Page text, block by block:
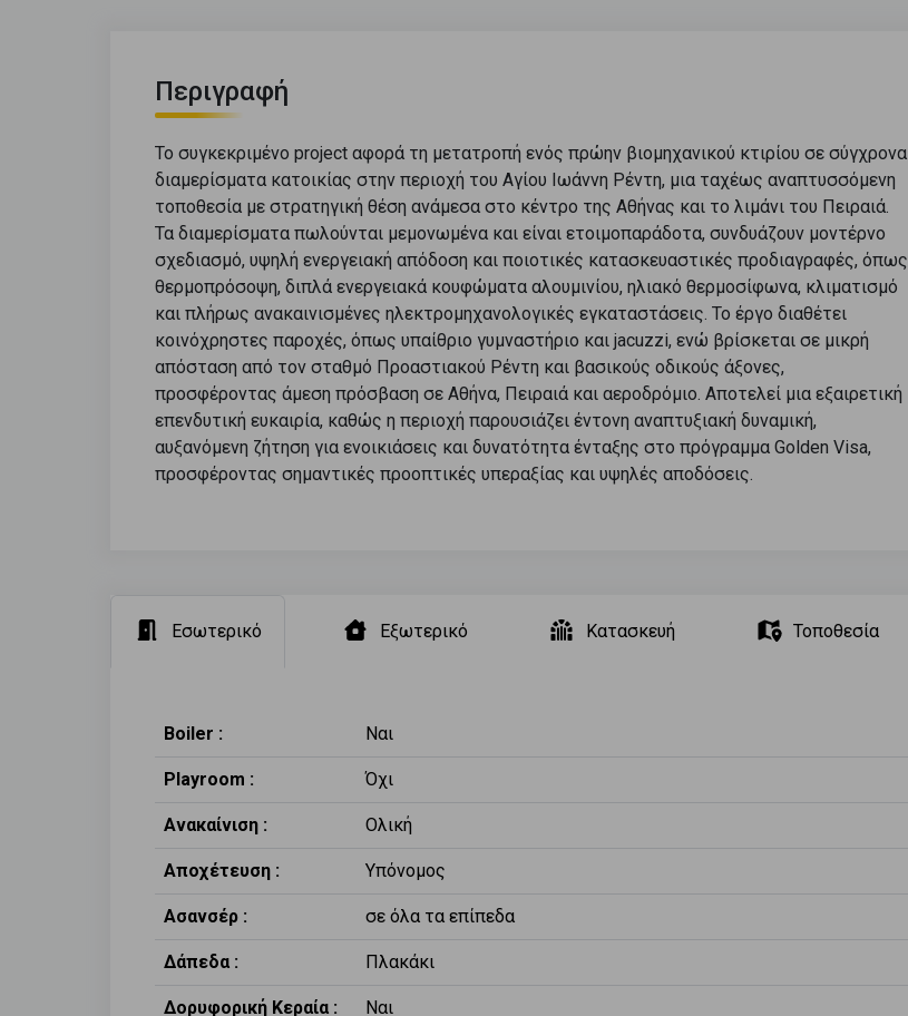
Περιγραφή
Το συγκεκριμένο project αφορά τη μετατροπή ενός πρώην βιομηχανικού κτιρίου σε σύγχρονα
διαμερίσματα κατοικίας στην περιοχή του Αγίου Ιωάννη Ρέντη, μια ταχέως αναπτυσσόμενη
τοποθεσία με στρατηγική θέση ανάμεσα στο κέντρο της Αθήνας και το λιμάνι του Πειραιά.
Τα διαμερίσματα πωλούνται μεμονωμένα και είναι ετοιμοπαράδοτα, συνδυάζουν μοντέρνο
σχεδιασμό, υψηλή ενεργειακή απόδοση και ποιοτικές κατασκευαστικές προδιαγραφές, όπως
θερμοπρόσοψη, διπλά ενεργειακά κουφώματα αλουμινίου, ηλιακό θερμοσίφωνα, κλιματισμό
και πλήρως ανακαινισμένες ηλεκτρομηχανολογικές εγκαταστάσεις. Το έργο διαθέτει
κοινόχρηστες παροχές, όπως υπαίθριο γυμναστήριο και jacuzzi, ενώ βρίσκεται σε μικρή
απόσταση από τον σταθμό Προαστιακού Ρέντη και βασικούς οδικούς άξονες,
προσφέροντας άμεση πρόσβαση σε Αθήνα, Πειραιά και αεροδρόμιο. Αποτελεί μια εξαιρετική
επενδυτική ευκαιρία, καθώς η περιοχή παρουσιάζει έντονη αναπτυξιακή δυναμική,
αυξανόμενη ζήτηση για ενοικιάσεις και δυνατότητα ένταξης στο πρόγραμμα Golden Visa,
προσφέροντας σημαντικές προοπτικές υπεραξίας και υψηλές αποδόσεις.
Εσωτερικό Εξωτερικό Κατασκευή Τοποθεσία
Boiler : Ναι
Playroom : Όχι
Ανακαίνιση : Ολική
Αποχέτευση : Υπόνομος
Ασανσέρ : σε όλα τα επίπεδα
Δάπεδα : Πλακάκι
Δορυφορική Κεραία : Ναι